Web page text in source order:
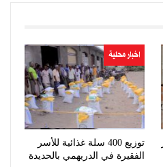
اخبار محلية
توزيع 400 سلة غذائية للأسر
الفقيرة في الدريهمي بالحديدة